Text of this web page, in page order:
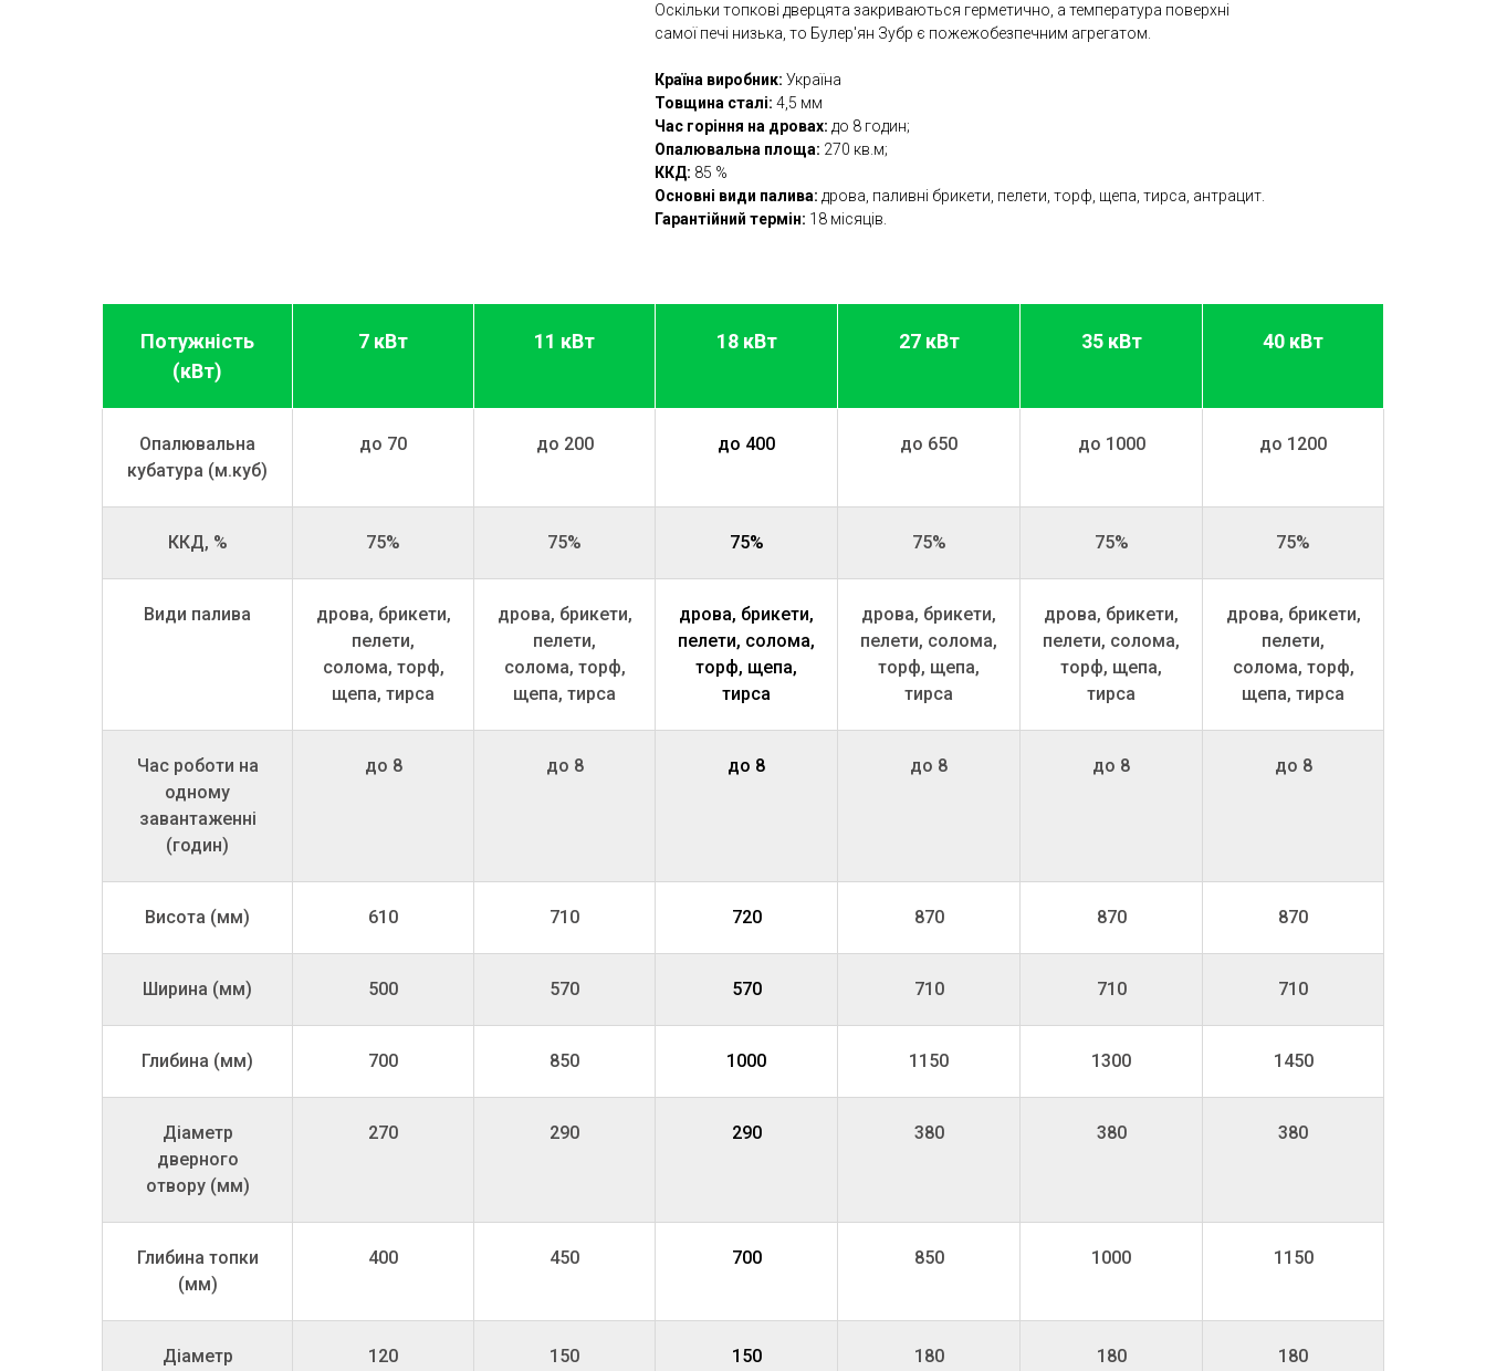
Оскільки топкові дверцята закриваються герметично, а температура поверхні
самої печі низька, то Булер'ян Зубр є пожежобезпечним агрегатом.
Країна виробник: Україна
Товщина сталі: 4,5 мм
Час горіння на дровах: до 8 годин;
Опалювальна площа: 270 кв.м;
ККД: 85 %
Основні види палива: дрова, паливні брикети, пелети, торф, щепа, тирса, антрацит.
Гарантійний термін: 18 місяців.
Потужність
(кВт)
7 кВт 11 кВт 18 кВт 27 кВт 35 кВт 40 кВт
Опалювальна
кубатура (м.куб)
до 70 до 200 до 400 до 650 до 1000 до 1200
ККД, % 75% 75% 75% 75% 75% 75%
Види палива
дрова, брикети,
пелети,
солома, торф,
щепа, тирса
дрова, брикети,
пелети,
солома, торф,
щепа, тирса
дрова, брикети,
пелети, солома,
торф, щепа,
тирса
дрова, брикети,
пелети, солома,
торф, щепа,
тирса
дрова, брикети,
пелети, солома,
торф, щепа,
тирса
дрова, брикети,
пелети,
солома, торф,
щепа, тирса
Час роботи на
одному
завантаженні
(годин)
до 8 до 8 до 8 до 8 до 8 до 8
Висота (мм) 610 710 720 870 870 870
Ширина (мм) 500 570 570 710 710 710
Глибина (мм) 700 850 1000 1150 1300 1450
Діаметр
дверного
отвору (мм)
270 290 290 380 380 380
Глибина топки
(мм)
400 450 700 850 1000 1150
Діаметр
120 150 150 180 180 180